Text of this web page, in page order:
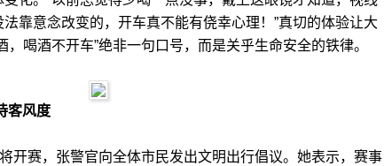
靠意念改变的，开车真不能有侥幸心理！”真切的体验让大
，喝酒不开车”绝非一句口号，而是关乎生命安全的铁律。
客风度
赛，张警官向全体市民发出文明出行倡议。她表示，赛事